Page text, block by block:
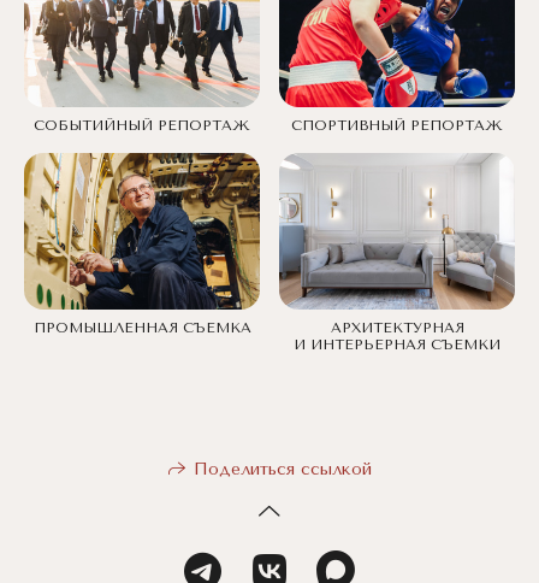
СОБЫТИЙНЫЙ РЕПОРТАЖ СПОРТИВНЫЙ РЕПОРТАЖ
ПРОМЫШЛЕННАЯ СЪЕМКА
АРХИТЕКТУРНАЯ
И ИНТЕРЬЕРНАЯ СЪЕМКИ
Поделиться ссылкой